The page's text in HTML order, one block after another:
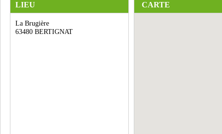
LIEU
La Brugière
63480 BERTIGNAT
CARTE